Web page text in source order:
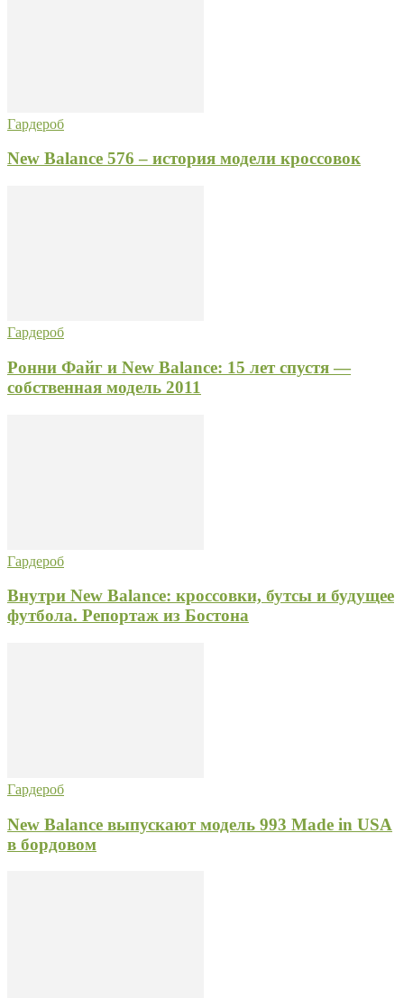
Гардероб
New Balance 576 – история модели кроссовок
Гардероб
Ронни Файг и New Balance: 15 лет спустя —
собственная модель 2011
Гардероб
Внутри New Balance: кроссовки, бутсы и будущее
футбола. Репортаж из Бостона
Гардероб
New Balance выпускают модель 993 Made in USA
в бордовом